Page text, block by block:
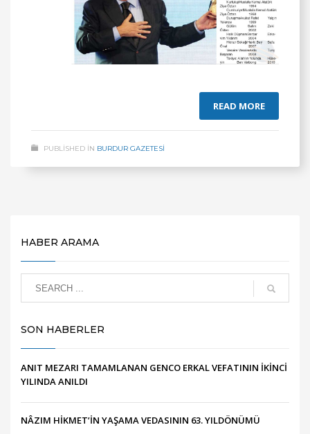
READ MORE
PUBLISHED IN BURDUR GAZETESİ
HABER ARAMA
SON HABERLER
ANIT MEZARI TAMAMLANAN GENCO ERKAL VEFATININ İKİNCİ
YILINDA ANILDI
NÂZIM HİKMET’İN YAŞAMA VEDASININ 63. YILDÖNÜMÜ